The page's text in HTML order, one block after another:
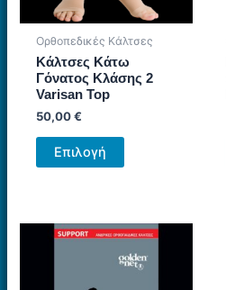
Ορθοπεδικές Κάλτσες
Κάλτσες Κάτω
Γόνατος Κλάσης 2
Varisan Top
50,00€
Επιλογή
Αυτό
το
πολλαπλές
Οι